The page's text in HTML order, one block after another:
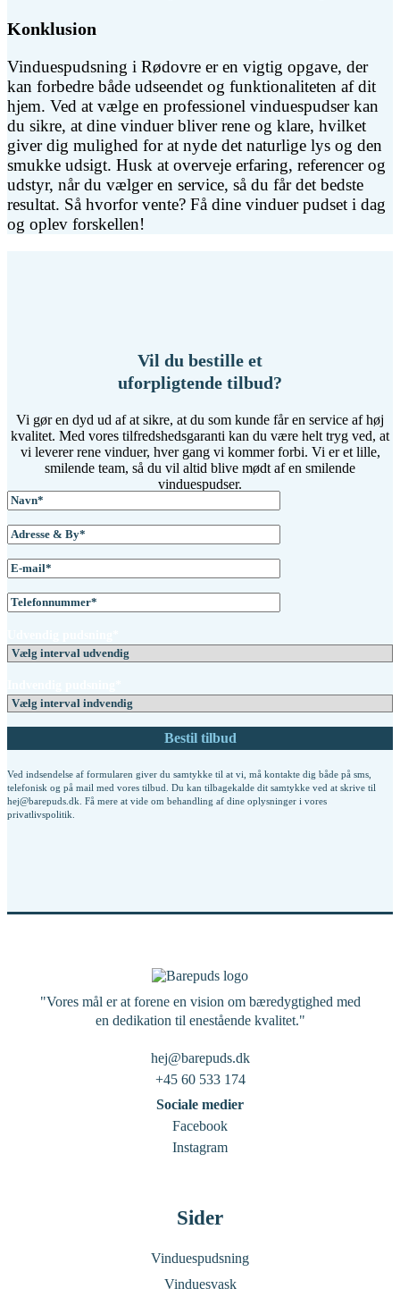
Konklusion
Vinduespudsning i Rødovre er en vigtig opgave, der
kan forbedre både udseendet og funktionaliteten af dit
hjem. Ved at vælge en professionel vinduespudser kan
du sikre, at dine vinduer bliver rene og klare, hvilket
giver dig mulighed for at nyde det naturlige lys og den
smukke udsigt. Husk at overveje erfaring, referencer og
udstyr, når du vælger en service, så du får det bedste
resultat. Så hvorfor vente? Få dine vinduer pudset i dag
og oplev forskellen!
Vil du bestille et
uforpligtende tilbud?
Vi gør en dyd ud af at sikre, at du som kunde får en service af høj
kvalitet. Med vores tilfredshedsgaranti kan du være helt tryg ved, at
vi leverer rene vinduer, hver gang vi kommer forbi. Vi er et lille,
smilende team, så du vil altid blive mødt af en smilende
vinduespudser.
Ved indsendelse af formularen giver du samtykke til at vi, må kontakte dig både på sms,
telefonisk og på mail med vores tilbud. Du kan tilbagekalde dit samtykke ved at skrive til
hej@barepuds.dk. Få mere at vide om behandling af dine oplysninger i vores
privatlivspolitik
"Vores mål er at forene en vision om bæredygtighed med
en dedikation til enestående kvalitet."
hej@barepuds.dk
+45 60 533 174
Sociale medier
Facebook
Instagram
Sider
Vinduespudsning
Vinduesvask